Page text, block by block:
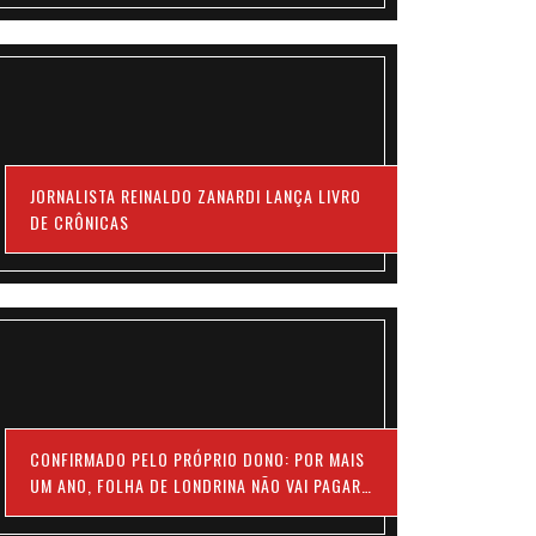
JORNALISTA REINALDO ZANARDI LANÇA LIVRO
DE CRÔNICAS
CONFIRMADO PELO PRÓPRIO DONO: POR MAIS
UM ANO, FOLHA DE LONDRINA NÃO VAI PAGAR
13º DOS JORNALISTAS